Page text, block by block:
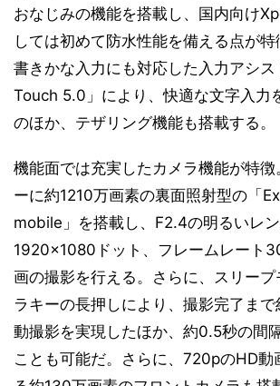
おなじみの機能を搭載し、国内向け
しては初めて防水性能を備える点が
書きかな入力にも対応した入力アシ
Touch 5.0」により、快適な文字入力
のほか、テザリング機能も搭載する。
機能面では充実したカメラ機能が特
ーに約1210万画素の裏面照射型の「
mobile」を搭載し、F2.4の明るいレン
1920×1080ドット、フレームレート
画の撮影を行える。さらに、スリープ
ラキーの長押しにより、撮影完了まで
動撮影を実現したほか、約0.5秒の間
ことも可能だ。さらに、720pのHD動